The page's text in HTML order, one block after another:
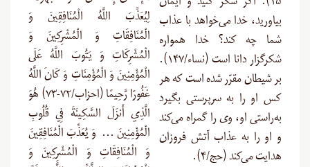
۱۵). اگر شکر کنید و ایمان
بیاورید، خدا می‌خواهد با عذاب
شما چه کند؟ خدا همواره
شکرگزار دانا است (نساء/۱۴۷).
بر شیطان مقرّر شده است که هر
کس او را به سرپرستی بگیرد
به‌راستی او، وی را گمراه می‌کند
و او را به عذاب آتش فروزان
هدایت می‌کند (حج/۴).
لِيُعَذِّبَ اللَّهُ الْمُنَافِقِينَ وَ
الْمُنَافِقَاتِ وَ الْمُشْرِكِينَ وَ
الْمُشْرِكَاتِ وَ يَتُوبَ اللَّهُ عَلَى
الْمُؤْمِنِينَ وَ الْمُؤْمِنَاتِ وَ كَانَ اللَّهُ
غَفُورًا رَّحِيمًا (احزاب/۷۲-۷۳) هُوَ
الَّذِي أَنزَلَ السَّكِينَةَ فِي قُلُوبِ
الْمُؤْمِنِينَ … وَ يُعَذِّبَ الْمُنَافِقِينَ
وَ الْمُنَافِقَاتِ وَ الْمُشْرِكِينَ وَ